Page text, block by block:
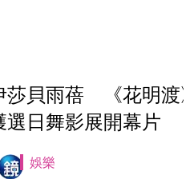
莎貝雨蓓 《花明渡
日舞影展開幕片
娛樂